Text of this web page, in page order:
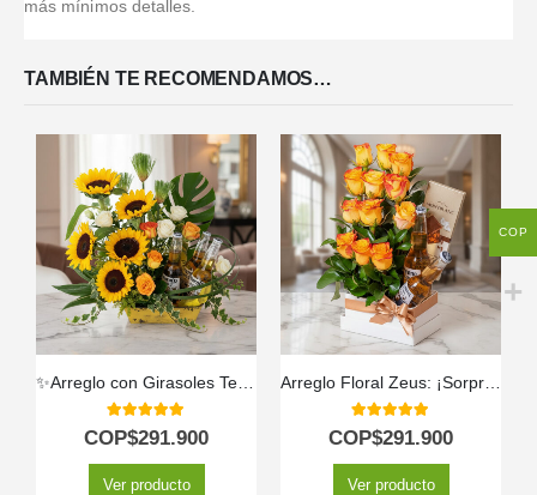
más mínimos detalles.
TAMBIÉN TE RECOMENDAMOS…
5.00out of 5
COP$291.900
Ver producto
5.00out of 5
COP$291.900
Ver producto
COP